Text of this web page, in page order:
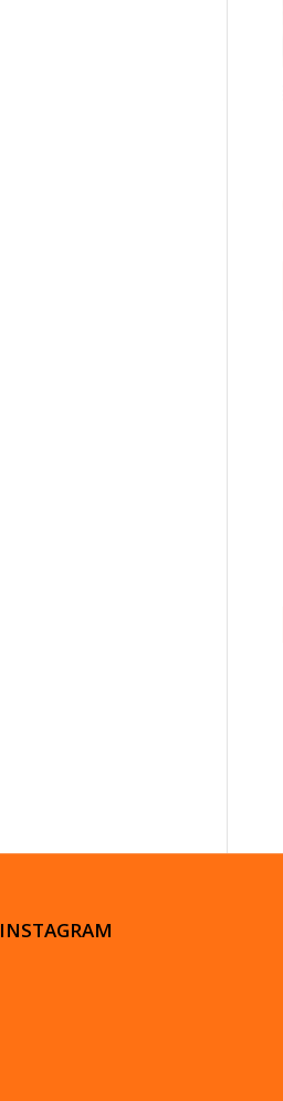
INSTAGRAM